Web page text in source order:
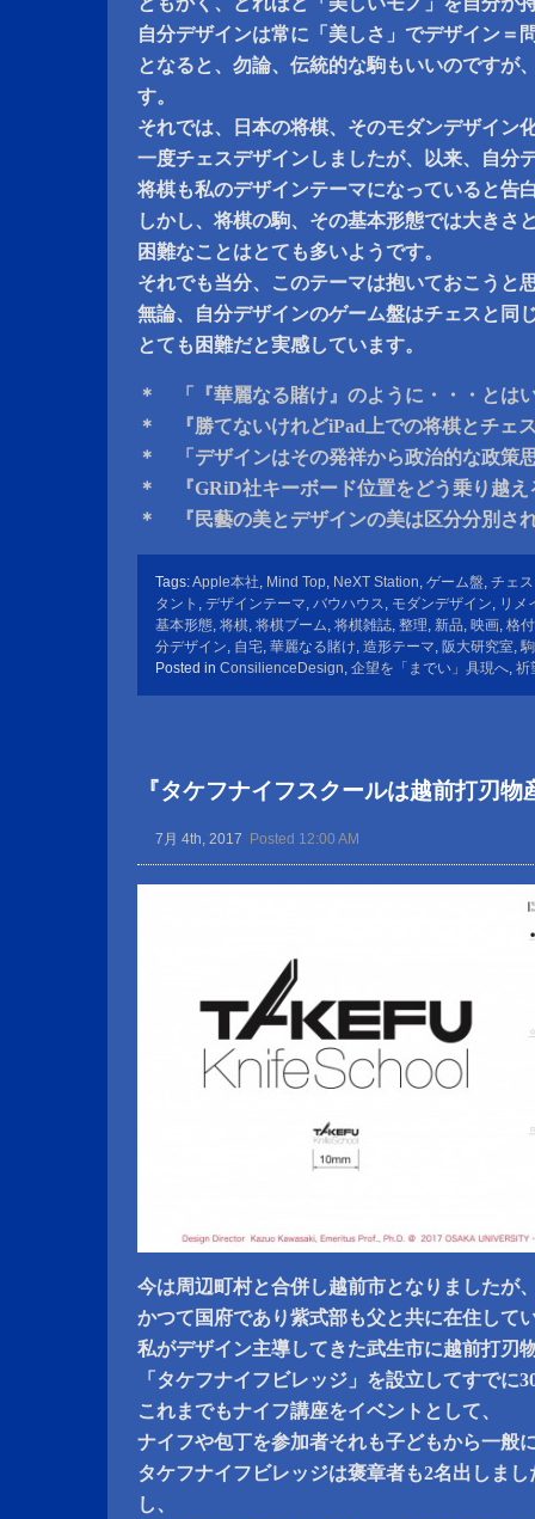
自分デザインは常に「美しさ」でデザイン＝
となると、勿論、伝統的な駒もいいのですが
す。
それでは、日本の将棋、そのモダンデザイン
一度チェスデザインしましたが、以来、自分
将棋も私のデザインテーマになっていると告
しかし、将棋の駒、その基本形態では大きさ
困難なことはとても多いようです。
それでも当分、このテーマは抱いておこうと
無論、自分デザインのゲーム盤はチェスと同
とても困難だと実感しています。
＊ 「『華麗なる賭け』のように・・・とは
＊ 『勝てないけれどiPad上での将棋とチェ
＊ 「デザインはその発祥から政治的な政策
＊ 『GRiD社キーボード位置をどう乗り越え
＊ 『民藝の美とデザインの美は区分分別さ
Tags:Apple本社, Mind Top, NeXT Station, ゲーム盤, チェス
タント , デザインテーマ, バウハウス, モダンデザイン, リメ
基本形態, 将棋, 将棋ブーム, 将棋雑誌, 整理, 新品, 映画, 格
分デザイン, 自宅, 華麗なる賭け, 造形テーマ, 阪大研究室, 駒
Posted in ConsilienceDesign, 企望を「までい」具現へ, 祈
『タケフナイフスクールは越前打刃
7月 4th, 2017 Posted 12:00 AM
今は周辺町村と合併し越前市となりましたが
かつて国府であり紫式部も父と共に在住して
私がデザイン主導してきた武生市に越前打刃
「タケフナイフビレッジ」を設立してすでに
これまでもナイフ講座をイベントとして、
ナイフや包丁を参加者それも子どもから一般
タケフナイフビレッジは褒章者も2名出しま
し、